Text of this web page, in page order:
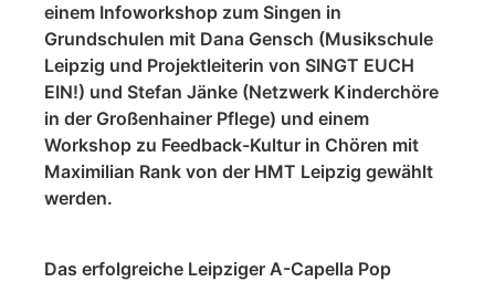
einem Infoworkshop zum Singen in
Grundschulen mit Dana Gensch (Musikschule
Leipzig und Projektleiterin von SINGT EUCH
EIN!) und Stefan Jänke (Netzwerk Kinderchöre
in der Großenhainer Pflege) und einem
Workshop zu Feedback-Kultur in Chören mit
Maximilian Rank von der HMT Leipzig gewählt
werden.
Das erfolgreiche Leipziger A-Capella Pop